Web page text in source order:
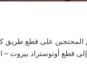
المحتجين على قطع طريق
إلى قطع أوتوستراد بيروت